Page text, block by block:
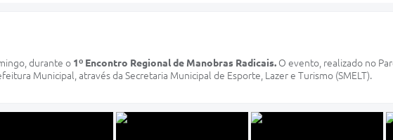
durante o 1º Encontro Regional de Manobras Radicais. O evento, realizado no
Municipal, através da Secretaria Municipal de Esporte, Lazer e Turismo (SMELT).